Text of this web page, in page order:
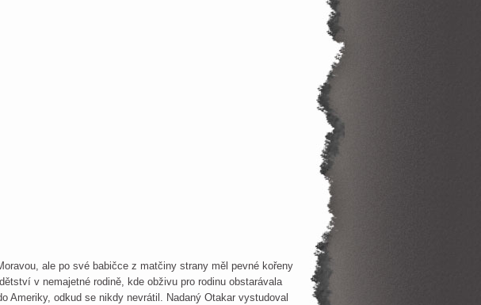
ale po své babičce z matčiny strany měl pevné kořeny
v nemajetné rodině, kde obživu pro rodinu obstarávala
Ameriky, odkud se nikdy nevrátil. Nadaný Otakar vystudoval